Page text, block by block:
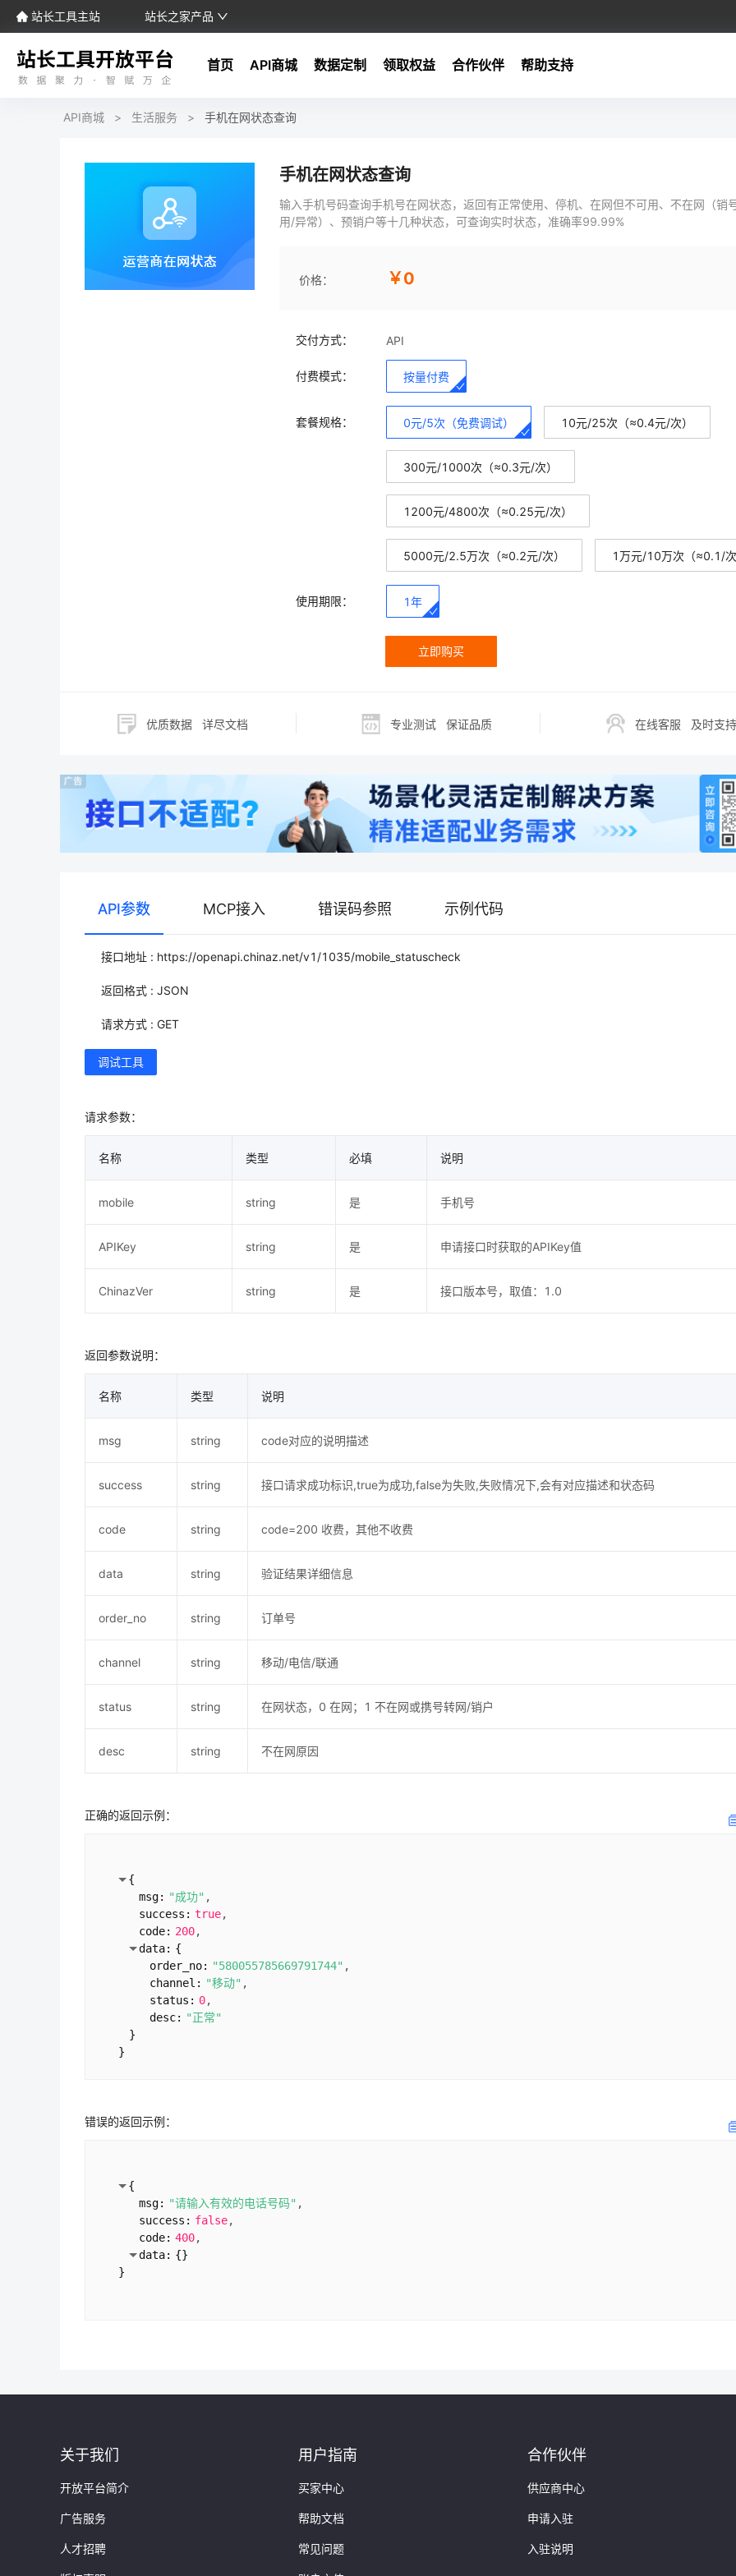
站长工具主站 站长之家产品
首页 API商城 数据定制 领取权益 合作伙伴 帮助支持
API商城 > 生活服务 > 手机在网状态查询
手机在网状态查询
输入手机号码查询手机号在网状态，返回有正常使用、停机、在网但不可用、不在网（销
用/异常）、预销户等十几种状态，可查询实时状态，准确率99.99%
价格： ￥0
交付方式： API
付费模式： 按量付费
套餐规格： 0元/5次（免费调试） 10元/25次（≈0.4元/次）
300元/1000次（≈0.3元/次）
1200元/4800次（≈0.25元/次）
5000元/2.5万次（≈0.2元/次） 1万元/10万次（≈0.1/
使用期限： 1年
立即购买
优质数据 详尽文档 专业测试 保证品质 在线客服 及时支持
API参数 MCP接入 错误码参照 示例代码
接口地址 : https://openapi.chinaz.net/v1/1035/mobile_statuscheck
返回格式 : JSON
请求方式 : GET
调试工具
请求参数：
名称 类型 必填 说明
mobile string 是 手机号
APIKey string 是 申请接口时获取的APIKey值
ChinazVer string 是 接口版本号，取值：1.0
返回参数说明：
名称 类型 说明
msg string code对应的说明描述
success string 接口请求成功标识,true为成功,false为失败,失败情况下,会有对应描述和状态码
code string code=200 收费，其他不收费
data string 验证结果详细信息
order_no string 订单号
channel string 移动/电信/联通
status string 在网状态，0 在网；1 不在网或携号转网/销户
desc string 不在网原因
正确的返回示例：
{
msg: "成功"
success: true
code: 200
data: {
order_no: "580055785669791744"
channel: "移动"
status: 0
desc: "正常"
}
}
错误的返回示例：
{
msg: "请输入有效的电话号码"
success: false
code: 400
data: {}
}
关于我们
开放平台简介
广告服务
人才招聘
用户指南
买家中心
帮助文档
常见问题
合作伙伴
供应商中心
申请入驻
入驻说明